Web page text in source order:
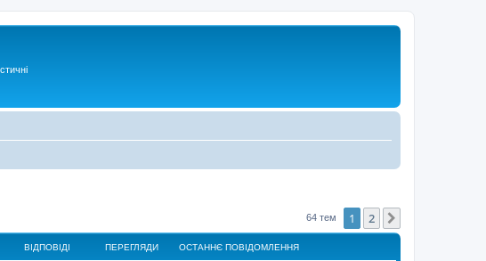
64 тем 1 2
ВІДПОВІДІ ПЕРЕГЛЯДИ ОСТАННЄ ПОВІДОМЛЕННЯ